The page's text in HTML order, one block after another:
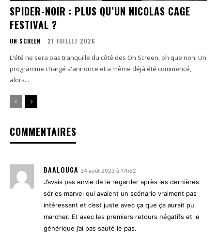
SPIDER-NOIR : PLUS QU’UN NICOLAS CAGE
FESTIVAL ?
ON SCREEN 21 JUILLET 2026
L'été ne sera pas tranquille du côté des On Screen, oh que non. Un
programme chargé s'annonce et a même déjà été commencé,
alors...
COMMENTAIRES
BAALOUGA 24 août 2023 à 17h52
J’avais pas envie de le regarder après les dernières
séries marvel qui avaient un scénario vraiment pas
intéressant et c’est juste avec ça que ça aurait pu
marcher. Et avec les premiers retours négatifs et le
générique j’ai pas sauté le pas.